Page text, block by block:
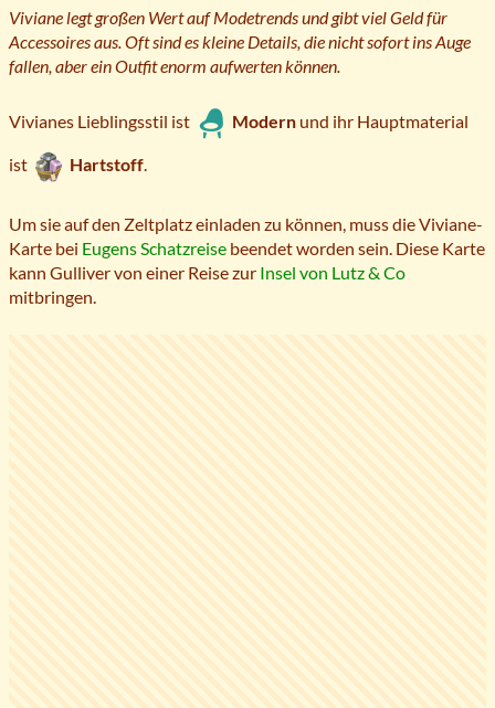
Viviane legt großen Wert auf Modetrends und gibt viel Geld für
Accessoires aus. Oft sind es kleine Details, die nicht sofort ins Auge
fallen, aber ein Outfit enorm aufwerten können.
Vivianes Lieblingsstil ist Modern und ihr Hauptmaterial
ist Hartstoff.
Um sie auf den Zeltplatz einladen zu können, muss die Viviane-
Karte bei Eugens Schatzreise beendet worden sein. Diese Karte
kann Gulliver von einer Reise zur Insel von Lutz & Co
mitbringen.